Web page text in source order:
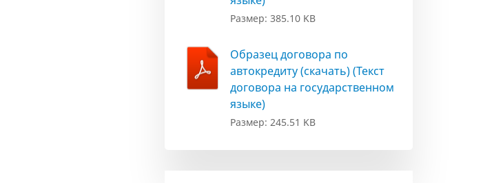
Размер: 385.10 KB
Образец договора по
автокредиту (скачать) (Текст
договора на государственном
языке)
Размер: 245.51 KB